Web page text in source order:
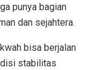
punya bagian
dan sejahtera.
bisa berjalan
stabilitas